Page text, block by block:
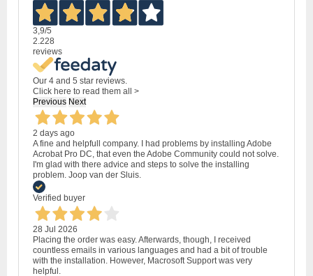
3,9/5
2.228
reviews
Our 4 and 5 star reviews.
Click here to read them all >
Previous Next
2 days ago
A fine and helpfull company. I had problems by installing Adobe
Acrobat Pro DC, that even the Adobe Community could not solve.
I'm glad with there advice and steps to solve the installing
problem. Joop van der Sluis.
Verified buyer
28 Jul 2026
Placing the order was easy. Afterwards, though, I received
countless emails in various languages and had a bit of trouble
with the installation. However, Macrosoft Support was very
helpful.